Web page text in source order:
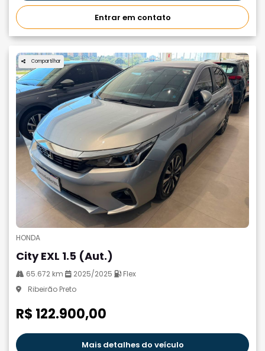
Entrar em contato
Compartilhar
HONDA
City EXL 1.5 (Aut.)
65.672 km 2025/2025
Flex
Ribeirão Preto
R$ 122.900,00
Mais detalhes do veículo